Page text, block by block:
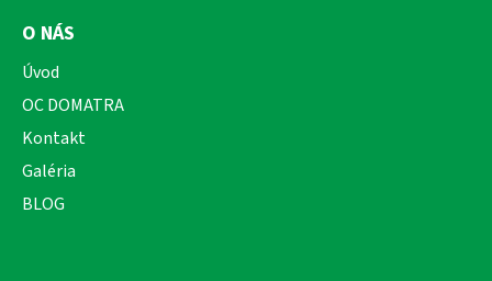
O NÁS
Úvod
OC DOMATRA
Kontakt
Galéria
BLOG